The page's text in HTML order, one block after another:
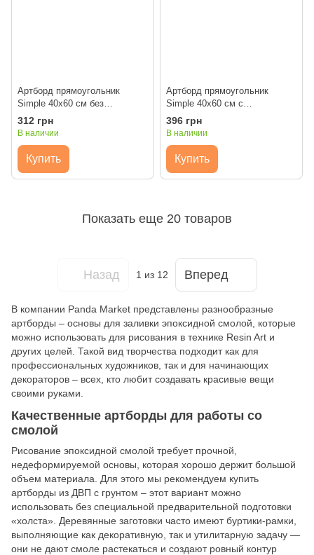
Артборд прямоугольник
Simple 40х60 см без
ламинации
312 грн
В наличии
Купить
Артборд прямоугольник
Simple 40х60 см с
ламинацией
396 грн
В наличии
Купить
Показать еще 20 товаров
Назад 1 из 12 Вперед
В компании Panda Market представлены разнообразные
артборды – основы для заливки эпоксидной смолой, которые
можно использовать для рисования в технике Resin Art и
других целей. Такой вид творчества подходит как для
профессиональных художников, так и для начинающих
декораторов – всех, кто любит создавать красивые вещи
своими руками.
Качественные артборды для работы со
смолой
Рисование эпоксидной смолой требует прочной,
недеформируемой основы, которая хорошо держит большой
объем материала. Для этого мы рекомендуем купить
артборды из ДВП с грунтом – этот вариант можно
использовать без специальной предварительной подготовки
«холста». Деревянные заготовки часто имеют буртики-рамки,
выполняющие как декоративную, так и утилитарную задачу —
они не дают смоле растекаться и создают ровный контур